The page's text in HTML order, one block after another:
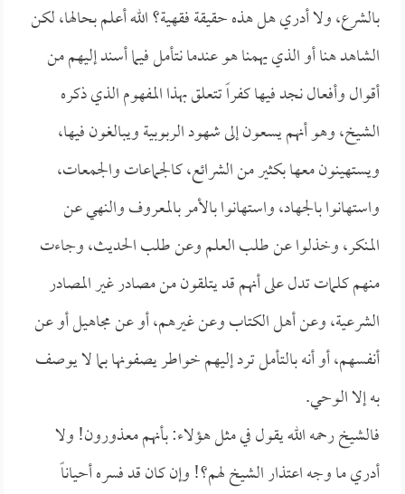
بالشرع، ولا أدري هل هذه حقيقة فقهية؟ الله أعلم بحالها، لكن
الشاهد هنا أو الذي يهمنا هو عندما نتأمل فيما أسند إليهم من
أقوال وأفعال نجد فيها كفراً تتعلق بهذا المفهوم الذي ذكره
الشيخ، وهو أنهم يسعون إلى شهود الربوبية ويبالغون فيها،
ويستهينون معها بكثير من الشرائع، كالجماعات والجمعات،
واستهانوا بالجهاد، واستهانوا بالأمر بالمعروف والنهي عن
المنكر، وخذلوا عن طلب العلم وعن طلب الحديث، وجاءت
منهم كلمات تدل على أنهم قد يتلقون من مصادر غير المصادر
الشرعية، وعن أهل الكتاب وعن غيرهم، أو عن مجاهيل أو عن
أنفسهم، أو أنه بالتأمل ترد إليهم خواطر يصفونها بما لا يوصف
به إلا الوحي.
فالشيخ رحمه الله يقول في مثل هؤلاء: بأنهم معذورون! ولا
أدري ما وجه اعتذار الشيخ لهم؟! وإن كان قد فسره أحياناً